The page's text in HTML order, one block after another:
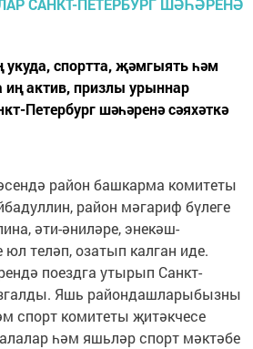
укуда, спортта, җәмгыять һәм
актив, призлы урыннар
Петербург шәһәренә сәяхәткә
район башкарма комитеты
район мәгариф бүлеге
әти-әниләре, энекәш-
юл теләп, озатып калган иде.
поездга утырып Санкт-
Яшь райондашларыбызны
спорт комитеты җитәкчесе
һәм яшьләр спорт мәктәбе